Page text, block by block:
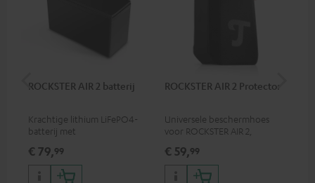
ROCKSTER AIR 2 batterij
Krachtige lithium LiFePO4-
batterij met
voor de ROCKSTER AIR 2
€ 79,99
ROCKSTER AIR 2 Protector
Universele beschermhoes
voor ROCKSTER AIR 2,
ook mogelijk met Protector
€ 59,99